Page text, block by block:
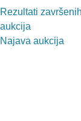
Rezultati završenih
aukcija
Najava aukcija